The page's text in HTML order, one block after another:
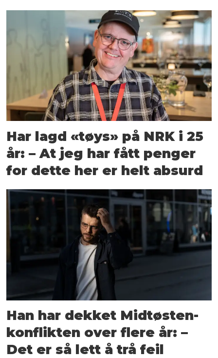
Har lagd «tøys» på NRK i 25
år: – At jeg har fått penger
for dette her er helt absurd
Han har dekket Midtøsten-
konflikten over flere år: –
Det er så lett å trå feil